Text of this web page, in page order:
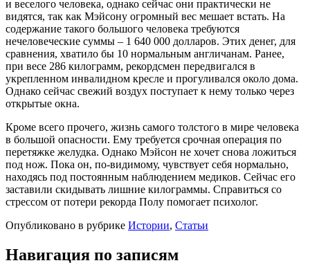
и веселого человека, однако сейчас они практически не
видятся, так как Мэйсону огромный вес мешает встать. На
содержание такого большого человека требуются
нечеловеческие суммы – 1 640 000 долларов. Этих денег, для
сравнения, хватило бы 10 нормальным англичанам. Ранее,
при весе 286 килограмм, рекордсмен передвигался в
укрепленном инвалидном кресле и прогуливался около дома.
Однако сейчас свежий воздух поступает к нему только через
открытые окна.
Кроме всего прочего, жизнь самого толстого в мире человека
в большой опасности. Ему требуется срочная операция по
перетяжке желудка. Однако Мэйсон не хочет снова ложиться
под нож. Пока он, по-видимому, чувствует себя нормально,
находясь под постоянным наблюдением медиков. Сейчас его
заставили скидывать лишние килограммы. Справиться со
стрессом от потери рекорда Полу помогает психолог.
Опубликовано в рубрике Истории, Статьи
Навигация по записям